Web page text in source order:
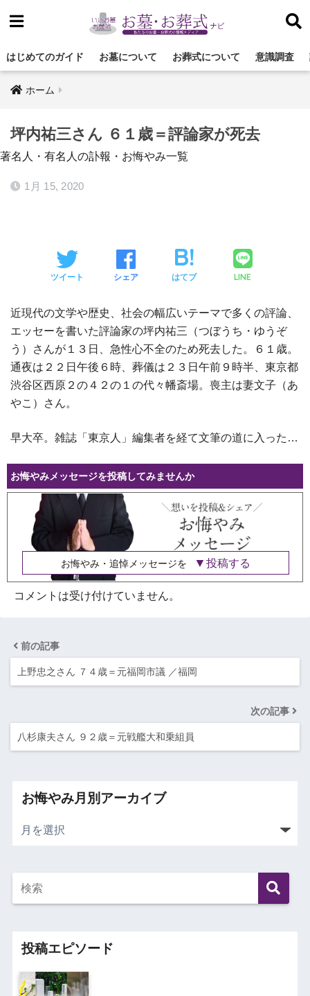
はじめてのガイド お墓について お葬式について 意識調査
ホーム
坪内祐三さん ６１歳＝評論家が死去
著名人・有名人の訃報・お悔やみ一覧
1月 15, 2020
ツイート シェア はてブ LINE
近現代の文学や歴史、社会の幅広いテーマで多くの評論、
エッセーを書いた評論家の坪内祐三（つぼうち・ゆうぞ
う）さんが１３日、急性心不全のため死去した。６１歳。
通夜は２２日午後６時、葬儀は２３日午前９時半、東京都
渋谷区西原２の４２の１の代々幡斎場。喪主は妻文子（あ
やこ）さん。
早大卒。雑誌「東京人」編集者を経て文筆の道に入った…
お悔やみメッセージを投稿してみませんか
お悔やみ・追悼メッセージを 投稿する
コメントは受け付けていません。
前の記事
上野忠之さん ７４歳＝元福岡市議 ／福岡
次の記事
八杉康夫さん ９２歳＝元戦艦大和乗組員
お悔やみ月別アーカイブ
投稿エピソード